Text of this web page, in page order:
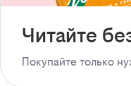
Читайте
Покупайте только